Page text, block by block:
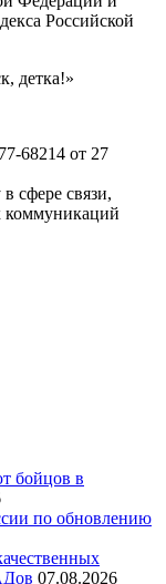
Российской
детка!»
68214 от 27
сфере связи,
коммуникаций
бойцов в
по обновлению
07.08.2026